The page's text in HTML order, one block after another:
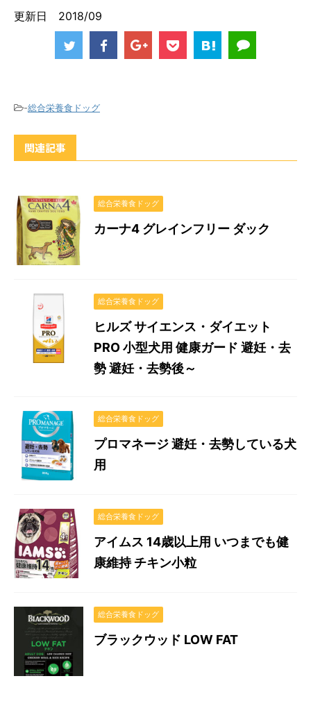
更新日 2018/09
-総合栄養食ドッグ
関連記事
総合栄養食ドッグ
カーナ4 グレインフリー ダック
総合栄養食ドッグ
ヒルズ サイエンス・ダイエット
PRO 小型犬用 健康ガード 避妊・去
勢 避妊・去勢後～
総合栄養食ドッグ
プロマネージ 避妊・去勢している犬
用
総合栄養食ドッグ
アイムス 14歳以上用 いつまでも健
康維持 チキン小粒
総合栄養食ドッグ
ブラックウッド LOW FAT